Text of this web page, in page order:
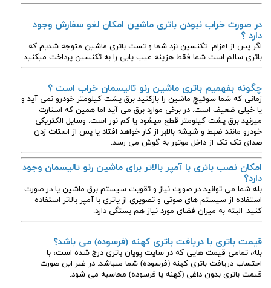
در صورت خراب نبودن باتری ماشین امکان لغو سفارش وجود
دارد ؟
اگر پس از اعزام تکنسین نزد شما و تست باتری ماشین متوجه شدیم که
باتری سالم است شما فقط هزینه عیب یابی را به تکنسین پرداخت میکنید.
چگونه بفهمیم باتری ماشین رنو تالیسمان خراب است ؟
زمانی که شما سوئیچ ماشین را بازکنید برق پشت کیلومتر خودرو نمی آید و
یا خیلی ضعیف است. در برخی موارد برق می آید اما همین که استارت
میزنید برق پشت کیلومتر قطع میشود یا کم نور است. وسایل الکتریکی
خودرو مانند ضبط و شیشه بالابر از کار خواهد افتاد یا پس از استات زدن
صدای تک تک از داخل موتور به گوش می رسد.
امکان نصب باتری با آمپر بالاتر برای ماشین رنو تالیسمان وجود
دارد؟
بله شما می توانید در صورت نیاز و تقویت سیستم برق ماشین یا در صورت
استفاده از سیستم های صوتی و تصویری از یاتری با آمپر بالاتر استفاده
کنید. البته به میزان فضای مورد نیاز هم بستگی دارد.
قیمت باتری با دریافت باتری کهنه (فرسوده) می باشد؟
بله، تمامی قیمت هایی که در سایت پویان باتری درج شده است، با
احتساب دریافت باتری کهنه (فرسوده) شما میباشد. در غیر این صورت
قیمت باتری بدون داغی (کهنه یا فرسوده) محاسبه می شود.